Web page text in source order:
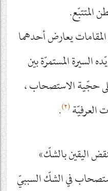
المتتبّع.
يعارض أحدهما
السيرة المستمرّة بين
حجّية الاستصحاب ،
(٢) .
اليقين بالشكّ»
في الشكّ السببيّ